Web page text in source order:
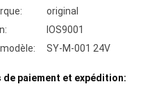
original
IOS9001
SY-M-001 24V
paiement et expédition: